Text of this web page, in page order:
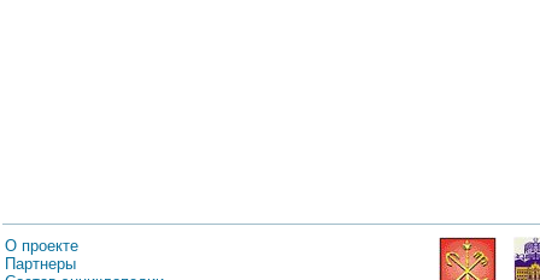
О проекте
Партнеры